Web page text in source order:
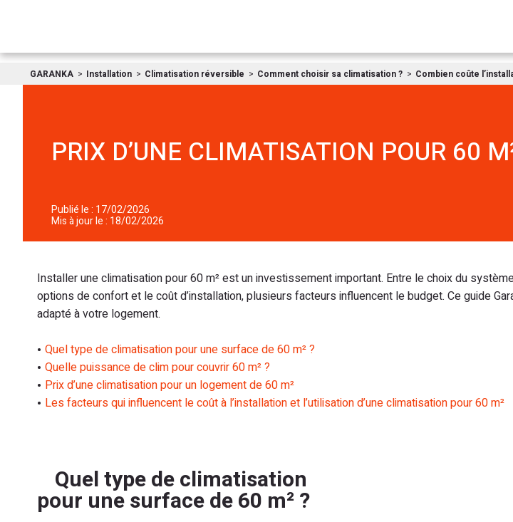
GARANKA Installation Climatisation réversible Comment choisir sa climatisation ? Combien coûte
PRIX D’UNE CLIMATISATION POUR 60
Publié le : 17/02/2026
Mis à jour le : 18/02/2026
Installer une climatisation pour 60 m² est un investissement important. Entre le choix du
options de confort et le coût d’installation, plusieurs facteurs influencent le budget. Ce guide
adapté à votre logement.
Quel type de climatisation pour une surface de 60 m² ?
Quelle puissance de clim pour couvrir 60 m² ?
Prix d’une climatisation pour un logement de 60 m²
Les facteurs qui influencent le coût à l’installation et l’utilisation d’une climatisation pour 60 m²
Quel type de climatisation
pour une surface de 60 m² ?